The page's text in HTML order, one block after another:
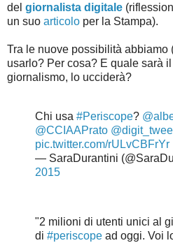
del giornalista digitale
un suo articolo per la Stampa).
Tra le nuove possibilità abbiamo
usarlo? Per cosa? E quale sarà il
giornalismo, lo ucciderà?
Chi usa #Periscope?
@CCIAAPrato
pic.twitter.com/rULvCBFrYr
— SaraDurantini
2015
"2 milioni di utenti unici al
di #periscope ad oggi. Voi